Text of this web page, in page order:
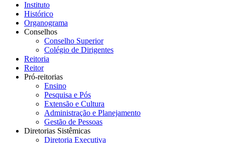
Instituto
Histórico
Organograma
Conselhos
Conselho Superior
Colégio de Dirigentes
Reitoria
Reitor
Pró-reitorias
Ensino
Pesquisa e Pós
Extensão e Cultura
Administração e Planejamento
Gestão de Pessoas
Diretorias Sistêmicas
Diretoria Executiva